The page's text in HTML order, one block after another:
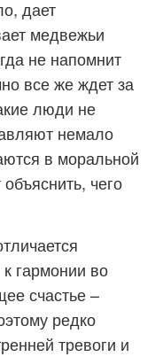
дает
медвежьи
не напомнит
все же ждет за
люди не
немало
в моральной
чего
гармонии во
счастье –
редко
тревоги и